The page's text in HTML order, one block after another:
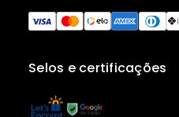
Selos e certificações